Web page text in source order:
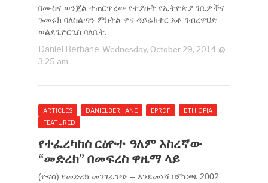
በሙስና ወንጀል ተጠርጥረው የተያዙት የኢትዮጵያ ገቢዎችና
ጉመሩክ ባለስልጣን ምክትል ዋና ዳይሬክተር አቶ ገብረዋህድ
ወልደጊዮርጊስ ባለቤት.
Daniel Berhane Wednesday, October 29, 2014 @
3:25 am
ARTICLES DANIELBERHANE EPRDF
ETHIOPIA
FEATURED
የተፈረካከሰ ርዕዮተ-ዓለም እስረኛው
“መድረክ” በመፍረስ ዋዜማ ላይ
(ዮናስ) የመድረክ መንገራገጭ – እንደመነሻ በምርጫ 2002